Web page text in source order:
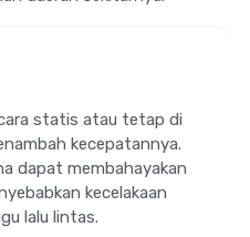
statis atau tetap di
kecepatannya.
dapat membahayakan
kecelakaan
lalu lintas.